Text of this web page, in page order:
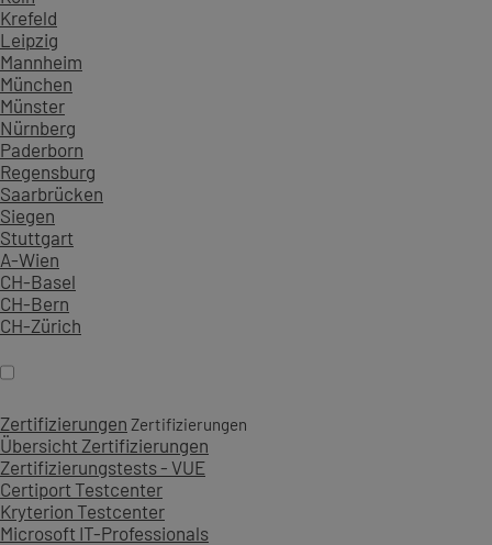
Krefeld
Leipzig
Mannheim
München
Münster
Nürnberg
Paderborn
Regensburg
Saarbrücken
Siegen
Stuttgart
A-Wien
CH-Basel
CH-Bern
CH-Zürich
Zertifizierungen Zertifizierungen
Übersicht Zertifizierungen
Zertifizierungstests - VUE
Certiport Testcenter
Kryterion Testcenter
Microsoft IT-Professionals